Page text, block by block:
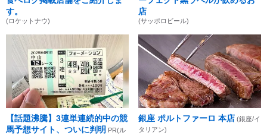
す。
(ロケットナウ)
店
(サッポロビール)
【話題沸騰】3連単連続的中の競
馬予想サイト、ついに判明 PR(ル
銀座 ポルトファーロ 本店 (銀座/イ
タリアン)